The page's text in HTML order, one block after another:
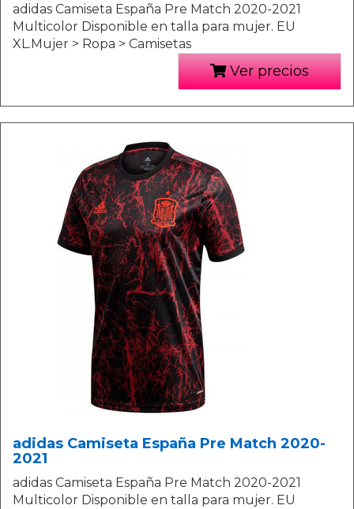
adidas Camiseta España Pre Match 2020-2021
Multicolor Disponible en talla para mujer. EU
XL.Mujer > Ropa > Camisetas
Ver precios
adidas Camiseta España Pre Match 2020-
2021
adidas Camiseta España Pre Match 2020-2021
Multicolor Disponible en talla para mujer. EU